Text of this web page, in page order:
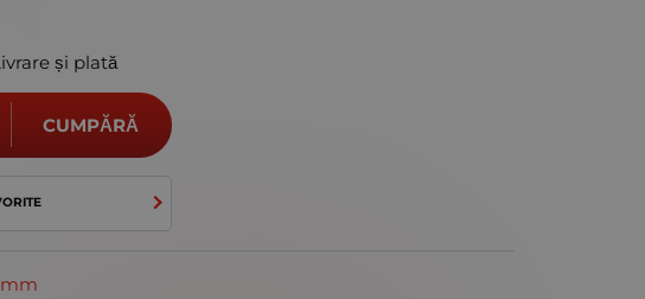
și plată
CUMPĂRĂ